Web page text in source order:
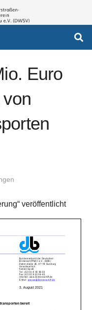
Euro
veröffentlicht